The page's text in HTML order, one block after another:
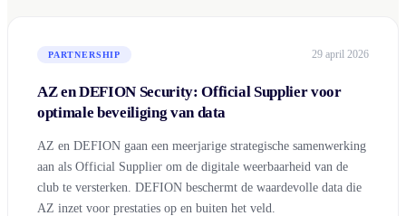
PARTNERSHIP 29 april 2026
AZ en DEFION Security: Official Supplier voor
optimale beveiliging van data
AZ en DEFION gaan een meerjarige strategische samenwerking
aan als Official Supplier om de digitale weerbaarheid van de
club te versterken. DEFION beschermt de waardevolle data die
AZ inzet voor prestaties op en buiten het veld.